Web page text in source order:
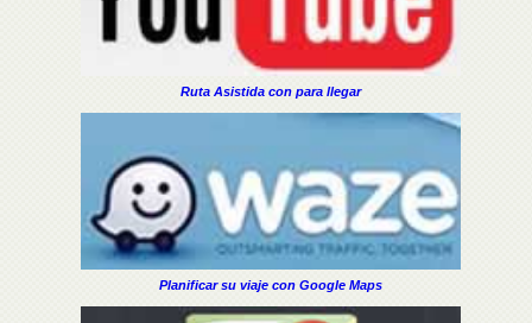
Ruta Asistida con para llegar
Planificar su viaje con Google Maps